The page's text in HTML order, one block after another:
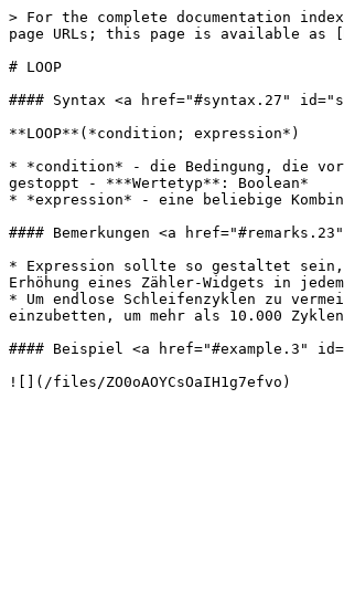
> For the complete documentation
page URLs; this page is available as
# LOOP
#### Syntax <a href="#syntax.27"
**LOOP**(*condition; expression*)
* *condition* - die Bedingung, die vor
gestoppt - ***Wertetyp**: Boolean*
* *expression* - eine beliebige
#### Bemerkungen <a
* Expression sollte so gestaltet sein,
Erhöhung eines Zähler-Widgets in
* Um endlose Schleifenzyklen zu
einzubetten, um mehr als 10.000
#### Beispiel <a href="#example.3"